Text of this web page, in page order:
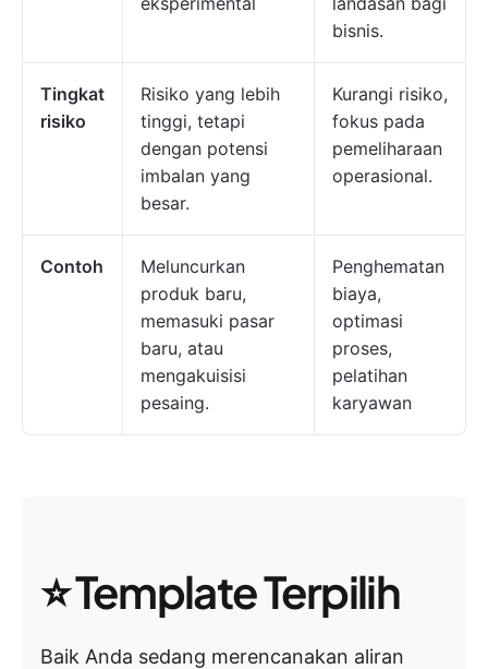
bisnis.
Tingkat
risiko
Risiko yang lebih
tinggi, tetapi
dengan potensi
imbalan yang
besar.
Kurangi risiko,
fokus pada
pemeliharaan
operasional.
Contoh
Meluncurkan
produk baru,
memasuki pasar
baru, atau
mengakuisisi
pesaing.
Penghematan
biaya,
optimasi
proses,
pelatihan
karyawan
⭐Template Terpilih
Baik Anda sedang merencanakan aliran